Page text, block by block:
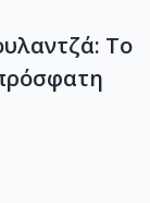
Το